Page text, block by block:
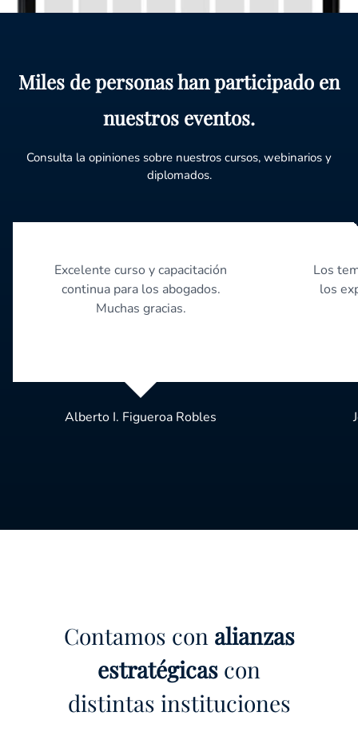
Miles de personas han participado en
nuestros eventos.
Consulta la opiniones sobre nuestros cursos, webinarios y
diplomados.
Excelente curso y capacitación
continua para los abogados.
Muchas gracias.
Alberto I. Figueroa Robles
Los
los
Contamos con alianzas
estratégicas con
distintas instituciones